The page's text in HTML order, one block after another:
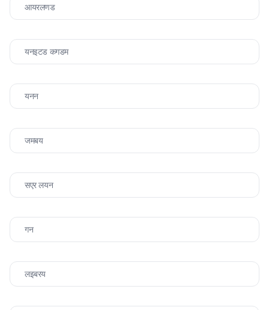
आयरलणड
यनइटड कगडम
यनन
जमबय
सएर लयन
गन
लइबरय